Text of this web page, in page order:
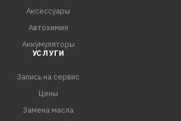
Аксессуары
Автохимия
Аккумуляторы
УСЛУГИ
Запись на сервис
Цены
Замена масла